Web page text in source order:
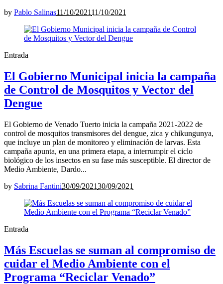
by Pablo Salinas11/10/202111/10/2021
Entrada
El Gobierno Municipal inicia la campaña
de Control de Mosquitos y Vector del
Dengue
El Gobierno de Venado Tuerto inicia la campaña 2021-2022 de
control de mosquitos transmisores del dengue, zica y chikungunya,
que incluye un plan de monitoreo y eliminación de larvas. Esta
campaña apunta, en una primera etapa, a interrumpir el ciclo
biológico de los insectos en su fase más susceptible. El director de
Medio Ambiente, Dardo...
by Sabrina Fantini30/09/202130/09/2021
Entrada
Más Escuelas se suman al compromiso de
cuidar el Medio Ambiente con el
Programa “Reciclar Venado”